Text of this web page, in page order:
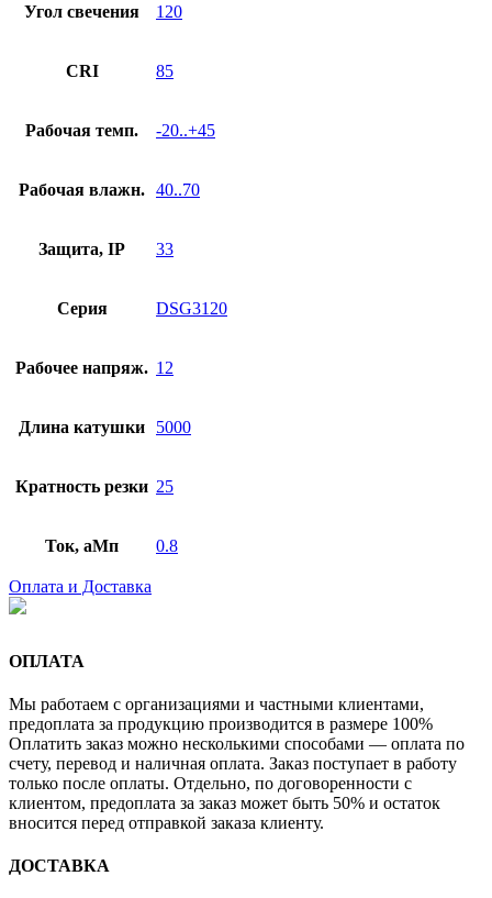
Угол свечения 120
CRI 85
Рабочая темп. -20..+45
Рабочая влажн. 40..70
Защита, IP 33
Серия DSG3120
Рабочее напряж. 12
Длина катушки 5000
Кратность резки 25
Ток, аМп 0.8
Оплата и Доставка
ОПЛАТА
Мы работаем с организациями и частными клиентами,
предоплата за продукцию производится в размере 100%
Оплатить заказ можно несколькими способами — оплата по
счету, перевод и наличная оплата. Заказ поступает в работу
только после оплаты. Отдельно, по договоренности с
клиентом, предоплата за заказ может быть 50% и остаток
вносится перед отправкой заказа клиенту.
ДОСТАВКА